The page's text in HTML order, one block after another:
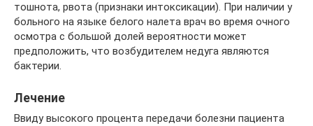
тошнота, рвота (признаки интоксикации). При наличии у
больного на языке белого налета врач во время очного
осмотра с большой долей вероятности может
предположить, что возбудителем недуга являются
бактерии.
Лечение
Ввиду высокого процента передачи болезни пациента